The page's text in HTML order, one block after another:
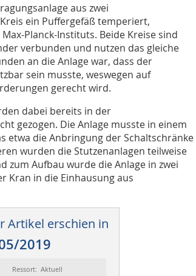
aus zwei
ein Puffergefäß temperiert,
Planck-Instituts. Beide Kreise sind
verbunden und nutzen das gleiche
an die Anlage war, dass der
sein musste, weswegen auf
gerecht wird.
dabei bereits in der
gezogen. Die Anlage musste in einem
etwa die Anbringung der Schaltschränke
wurden die Stutzenanlagen teilweise
zum Aufbau wurde die Anlage in zwei
Kran in die Einhausung aus
Artikel erschien in
2019
Ressort: Aktuell